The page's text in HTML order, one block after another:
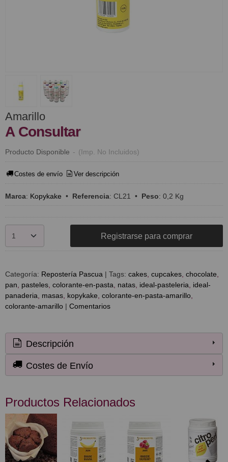
Amarillo
A Consultar
Producto Disponible - (Imp. No Incluidos)
Costes de envío Ver descripción
Marca: Kopykake • Referencia: CL21 • Peso: 0,2 Kg
Registrarse para comprar
Categoría: Repostería Pascua | Tags: cakes cupcakes chocolate
pan
pasteles colorante-en-pasta natas ideal-pasteleria
ideal-
panaderia
masas kopykake colorante-en-pasta-amarillo
colorante-amarillo | Comentarios
Descripción
Costes de Envío
Productos Relacionados